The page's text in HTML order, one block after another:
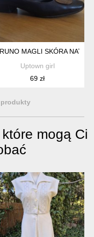
MAGLI SKÓRA
Uptown girl
69 zł
mogą Ci